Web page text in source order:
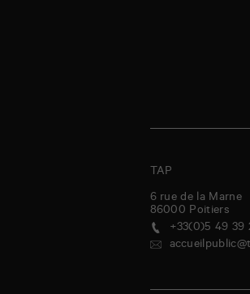
TAP
6 rue de la Marne
86000 Poitiers
+33(0)5 49 39